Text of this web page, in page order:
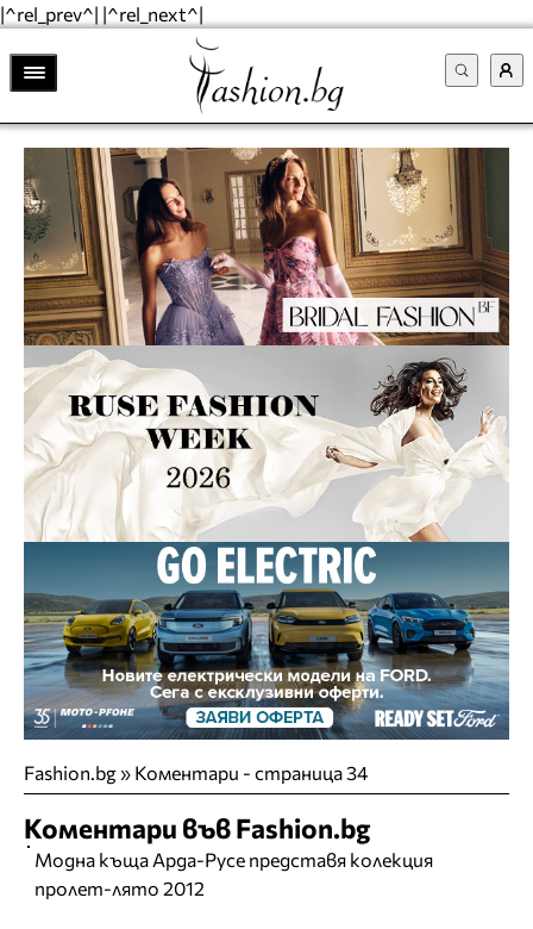
|^rel_prev^| |^rel_next^|
Fashion.bg» Коментари - страница 34
Коментари във Fashion.bg
Модна къща Арда-Русе представя колекция
пролет-лято 2012